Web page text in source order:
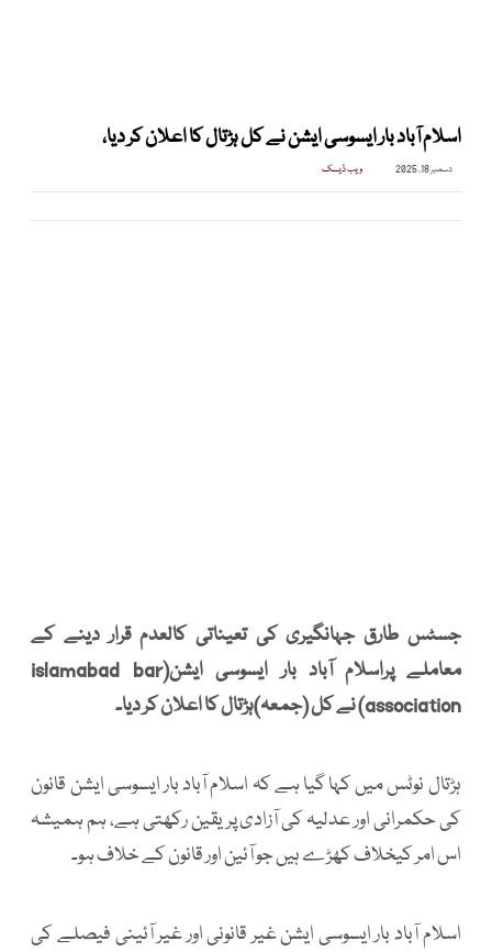
اسلام آباد بار ایسوسی ایشن نے کل ہڑتال کا اعلان کر دیا،
دسمبر 18, 2025 ویب ڈیسک
جسٹس طارق جہانگیری کی تعیناتی کالعدم قرار دینے کے
معاملے پراسلام آباد بار ایسوسی ایشن(islamabad bar
association) نے کل (جمعہ)ہڑتال کا اعلان کر دیا۔
ہڑتال نوٹس میں کہا گیا ہے کہ اسلام آباد بار ایسوسی ایشن قانون
کی حکمرانی اور عدلیہ کی آزادی پر یقین رکھتی ہے، ہم ہمیشہ
اس امر کیخلاف کھڑے ہیں جو آئین اور قانون کے خلاف ہو۔
اسلام آباد بار ایسوسی ایشن غیر قانونی اور غیر آئینی فیصلے کی